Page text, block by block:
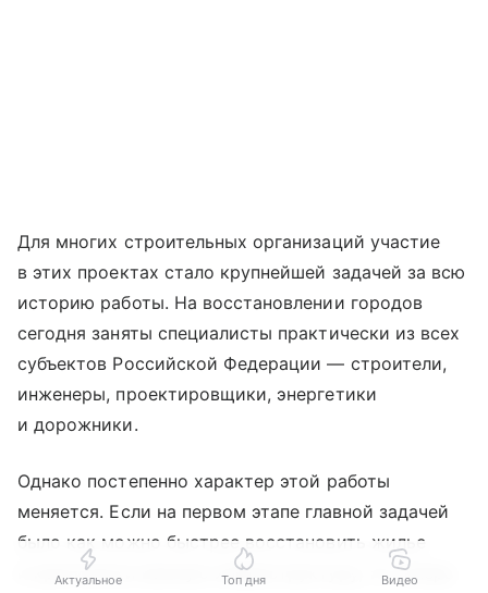
Для многих строительных организаций участие
в этих проектах стало крупнейшей задачей за всю
историю работы. На восстановлении городов
сегодня заняты специалисты практически из всех
субъектов Российской Федерации — строители,
инженеры, проектировщики, энергетики
и дорожники.
Однако постепенно характер этой работы
меняется. Если на первом этапе главной задачей
было как можно быстрее восстановить жилье
и критически важную инфраструктуру, то теперь
Актуальное Топ дня Видео